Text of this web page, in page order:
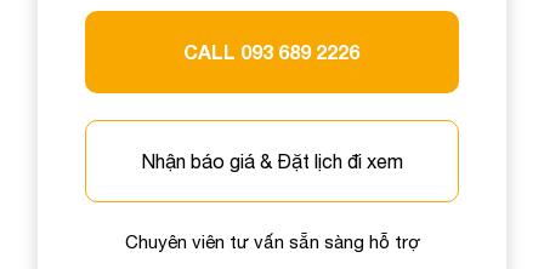
CALL 093 689 2226
Nhận báo giá & Đặt lịch đi xem
Chuyên viên tư vấn sẵn sàng hỗ trợ